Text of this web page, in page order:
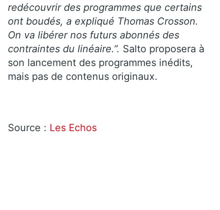
redécouvrir des programmes que certains
ont boudés, a expliqué Thomas Crosson.
On va libérer nos futurs abonnés des
contraintes du linéaire.”. Salto proposera à
son lancement des programmes inédits,
mais pas de contenus originaux.
Source : Les Echos